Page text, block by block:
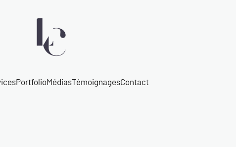
PortfolioMédiasTémoignagesContact